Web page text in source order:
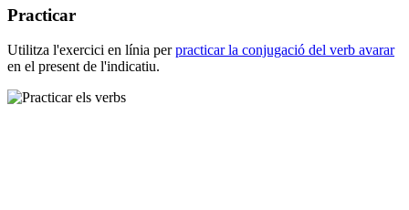
Practicar
Utilitza l'exercici en línia perpracticar la conjugació del verb avarar
en el present de l'indicatiu.